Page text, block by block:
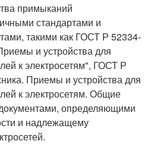
примыканий
стандартами и
такими как ГОСТ Р 52334-
и устройства для
к электросетям", ГОСТ Р
Приемы и устройства для
к электросетям. Общие
определяющими
и надлежащему